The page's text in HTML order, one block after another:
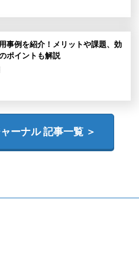
事例を紹介！メリットや課題、効
ポイントも解説
ーナル 記事一覧 ＞